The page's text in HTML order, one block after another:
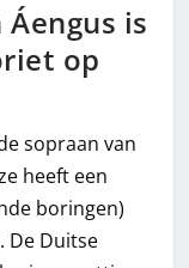
is
op
sopraan van
heeft een
boringen)
De Duitse